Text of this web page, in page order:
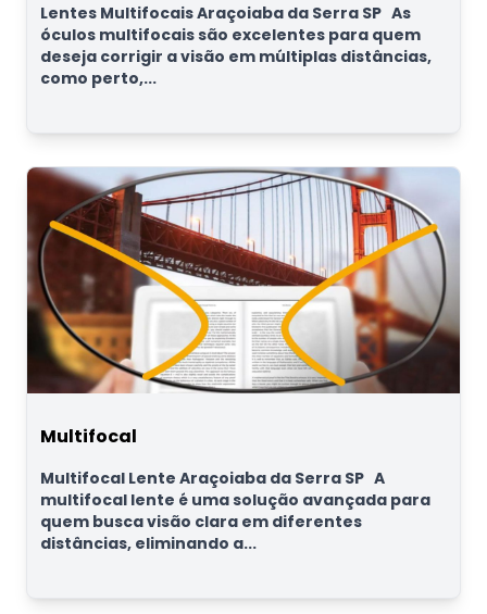
Lentes Multifocais Araçoiaba da Serra SP As
óculos multifocais são excelentes para quem
deseja corrigir a visão em múltiplas distâncias,
como perto,...
Multifocal
Multifocal Lente Araçoiaba da Serra SP A
multifocal lente é uma solução avançada para
quem busca visão clara em diferentes
distâncias, eliminando a...